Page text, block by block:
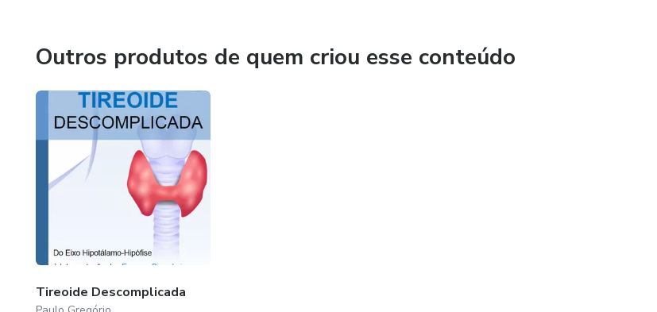
📊 Figuras esquemáticas
📋 Tabelas-resumo
📝 Questões comentadas passo a passo
🚨 O ERRO QUE QUASE TODO MUNDO COMETE
Outros produtos de quem criou esse conteúdo
Tireoide Descomplicada